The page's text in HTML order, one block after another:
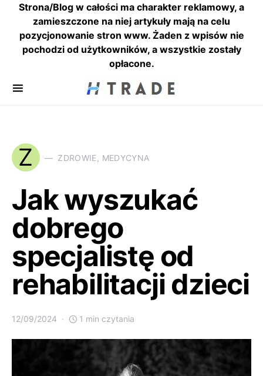
Strona/Blog w całości ma charakter reklamowy, a
zamieszczone na niej artykuły mają na celu
pozycjonowanie stron www. Żaden z wpisów nie
pochodzi od użytkowników, a wszystkie zostały
opłacone.
Z ZDROWIE, MEDYCYNA
Jak wyszukać
dobrego
specjalistę od
rehabilitacji dzieci
12/09/2024 1 min czytania